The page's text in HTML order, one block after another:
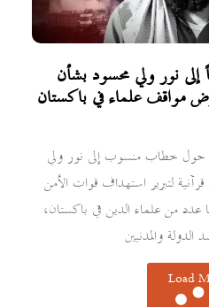
إلى نور ولي محسود بشأن
مواقف علماء في باكستان
حول خطاب منسوب إلى نور ولي
لتبرير استهداف قوات الأمن
عدد من علماء الدين في باكستان،
Load